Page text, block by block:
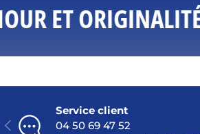
ET ORIGINALITÉ
PRÉCÉDENT
Service client
04 50 69 47 52